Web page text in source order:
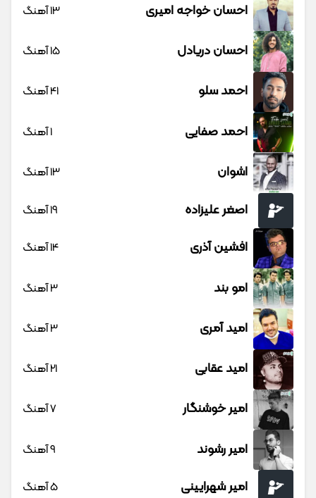
احسان خواجه امیری 13 آهنگ
احسان دریادل 15 آهنگ
احمد سلو 41 آهنگ
احمد صفایی 1 آهنگ
اشوان 13 آهنگ
اصغر علیزاده 19 آهنگ
افشین آذری 14 آهنگ
امو بند 3 آهنگ
امید آمری 3 آهنگ
امید عقابی 21 آهنگ
امیر خوشنگار 7 آهنگ
امیر رشوند 9 آهنگ
امیر شهرایینی 5 آهنگ